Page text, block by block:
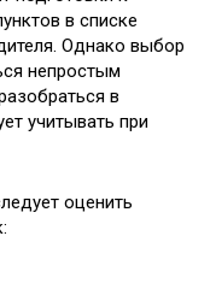
в списке
Однако выбор
непростым
в
учитывать при
оценить